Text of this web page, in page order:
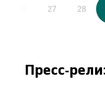
27 28
Пресс-